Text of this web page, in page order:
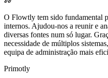
O Flowtly tem sido fundamental
internos. Ajudou-nos a reunir e
diversas fontes num só lugar.
necessidade de múltiplos
equipa de administração mais
Primotly